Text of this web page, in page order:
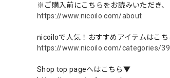
※ご購入前にこちらをお読みいただき、
https://www.nicoilo.com/about
nicoiloで人気！おすすめアイテムはこ
https://www.nicoilo.com/categories/
Shop top pageへはこちら▼